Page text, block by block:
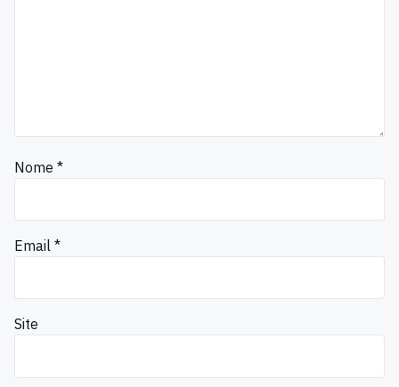
Nome *
Email *
Site